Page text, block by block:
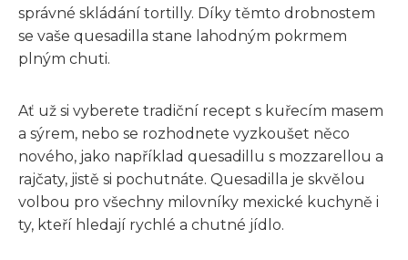
správné skládání tortilly. Díky těmto drobnostem
se vaše quesadilla stane lahodným pokrmem
plným chuti.
Ať už si vyberete tradiční recept s kuřecím masem
a sýrem, nebo se rozhodnete vyzkoušet něco
nového, jako například quesadillu s mozzarellou a
rajčaty, jistě si pochutnáte. Quesadilla je skvělou
volbou pro všechny milovníky mexické kuchyně i
ty, kteří hledají rychlé a chutné jídlo.